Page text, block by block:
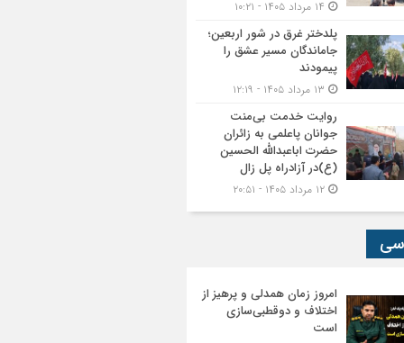
پلدختر غرق در شور اربعین؛
جاماندگان مسیر عشق را
پیمودند
روایت خدمت بی‌منت
جوانان پاعلمی به زائران
حضرت اباعبدالله الحسین
(ع)در آزادراه پل زال
امروز زمان همدلی و پرهیز از
اختلاف و دوقطبی‌سازی
است